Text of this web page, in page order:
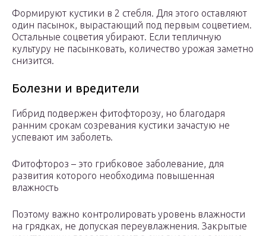
Формируют кустики в 2 стебля. Для этого оставляют
один пасынок, вырастающий под первым соцветием.
Остальные соцветия убирают. Если тепличную
культуру не пасынковать, количество урожая заметно
снизится.
Болезни и вредители
Гибрид подвержен фитофторозу, но благодаря
ранним срокам созревания кустики зачастую не
успевают им заболеть.
Фитофтороз – это грибковое заболевание, для
развития которого необходима повышенная
влажность
Поэтому важно контролировать уровень влажности
на грядках, не допуская переувлажнения. Закрытые